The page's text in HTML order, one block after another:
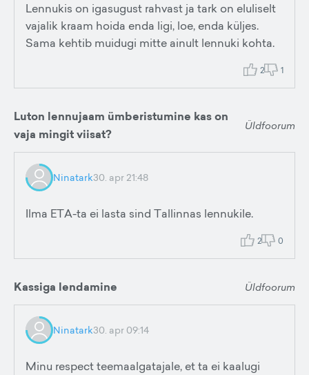
Lennukis on igasugust rahvast ja tark on eluliselt
vajalik kraam hoida enda ligi, loe, enda küljes.
Sama kehtib muidugi mitte ainult lennuki kohta.
2 1
Luton lennujaam ümberistumine kas on
vaja mingit viisat?
Üldfoorum
Ninatark30. apr 21:48
Ilma ETA-ta ei lasta sind Tallinnas lennukile.
2 0
Kassiga lendamine Üldfoorum
Ninatark30. apr 09:14
Minu respect teemaalgatajale, et ta ei kaalugi